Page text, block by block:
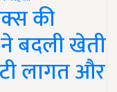
की
बदली खेती
लागत और